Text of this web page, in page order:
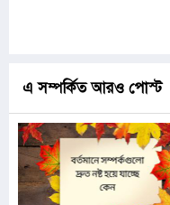
এ সম্পর্কিত আরও পোস্ট